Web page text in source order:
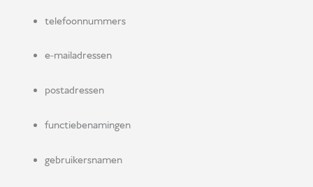
telefoonnummers
e-mailadressen
postadressen
functiebenamingen
gebruikersnamen